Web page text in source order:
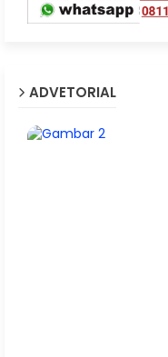
ADVETORIAL